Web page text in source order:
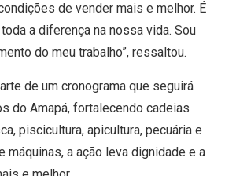
de vender mais e melhor. É
a diferença na nossa vida. Sou
do meu trabalho”, ressaltou.
de um cronograma que seguirá
do Amapá, fortalecendo cadeias
piscicultura, apicultura, pecuária e
máquinas, a ação leva dignidade e a